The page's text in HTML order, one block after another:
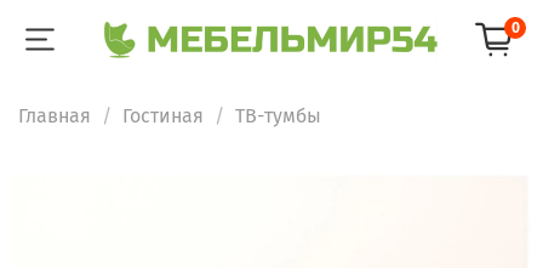
0
Главная Гостиная ТВ-тумбы